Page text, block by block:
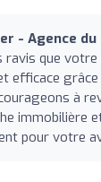
- Agence du
ravis que votre
efficace grâce
à
immobilière
pour votre